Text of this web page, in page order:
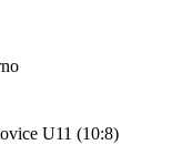
U11 (10:8)